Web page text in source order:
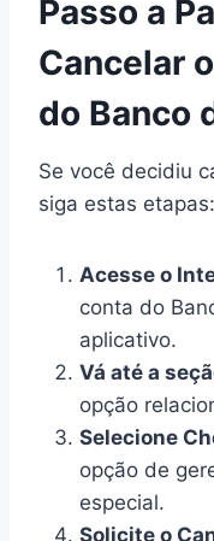
Passo a
Cancelar
do Banco
Se você decidiu
siga estas etapas:
Acesse o
conta do
aplicativo.
Vá até a
opção
Selecione
opção de
especial.
Solicite o